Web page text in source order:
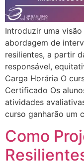
Introduzir uma
abordagem de
resilientes, a partir
responsável,
Carga Horária O
Certificado Os
atividades
curso ganharão um
Como